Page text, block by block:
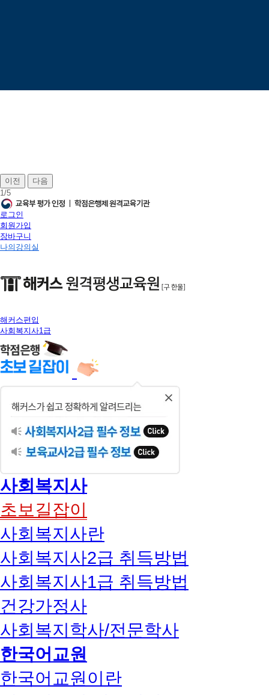
이전
다음
1/5
로그인
회원가입
장바구니
나의강의실
해커스편입
사회복지사1급
사회복지사
초보길잡이
사회복지사란
사회복지사2급 취득방법
사회복지사1급 취득방법
건강가정사
사회복지학사/전문학사
한국어교원
한국어교원이란